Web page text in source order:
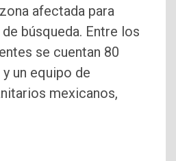
afectada para
búsqueda. Entre los
se cuentan 80
un equipo de
mexicanos,